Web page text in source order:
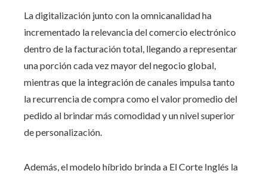
La digitalización junto con la omnicanalidad ha
incrementado la relevancia del comercio electrónico
dentro de la facturación total, llegando a representar
una porción cada vez mayor del negocio global,
mientras que la integración de canales impulsa tanto
la recurrencia de compra como el valor promedio del
pedido al brindar más comodidad y un nivel superior
de personalización.
Además, el modelo híbrido brinda a El Corte Inglés la